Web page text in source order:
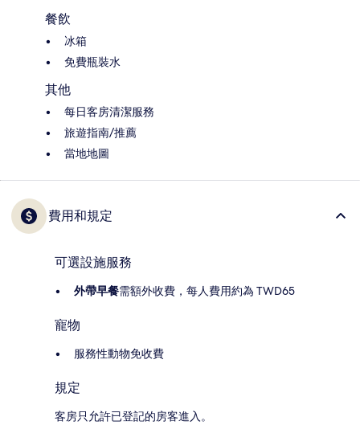
餐飲
冰箱
免費瓶裝水
其他
每日客房清潔服務
旅遊指南/推薦
當地地圖
費用和規定
可選設施服務
外帶早餐需額外收費，每人費用約為 TWD65
寵物
服務性動物免收費
規定
客房只允許已登記的房客進入。